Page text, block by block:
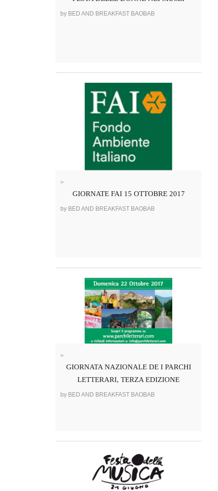
by BED AND BREAKFAST BAOBAB
>
GIORNATE FAI 15 OTTOBRE 2017
by BED AND BREAKFAST BAOBAB
>
GIORNATA NAZIONALE DE I PARCHI
LETTERARI, TERZA EDIZIONE
by BED AND BREAKFAST BAOBAB